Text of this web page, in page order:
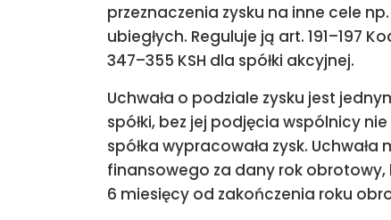
przeznaczenia zysku na inne cele
ubiegłych. Reguluje ją art. 191–197
347–355 KSH dla spółki akcyjnej.
Uchwała o podziale zysku jest
spółki, bez jej podjęcia wspólnicy
spółka wypracowała zysk.
finansowego za dany rok obrotowy,
6 miesięcy od zakończenia roku